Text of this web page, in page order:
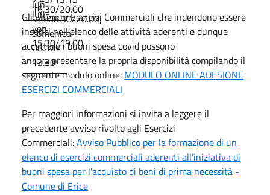
lun-
ven
15.30/19.00
16.30/20.00
lun-
sab 08.30/20.00;
domenica
08.30-
13.30
Gli ulteriori Esercizi Commerciali che indendono essere
inseriti nell'elenco delle attività aderenti e dunque
accettare i buoni spesa covid possono
ancora presentare la propria disponibilità compilando il
seguente modulo online: MODULO ONLINE ADESIONE
ESERCIZI COMMERCIALI
Per maggiori informazioni si invita a leggere il
precedente avviso rivolto agli Esercizi
Commerciali:Avviso Pubblico per la formazione di un
elenco di esercizi commerciali aderenti all'iniziativa di
buoni spesa per l'acquisto di beni di prima necessità -
Comune di Erice